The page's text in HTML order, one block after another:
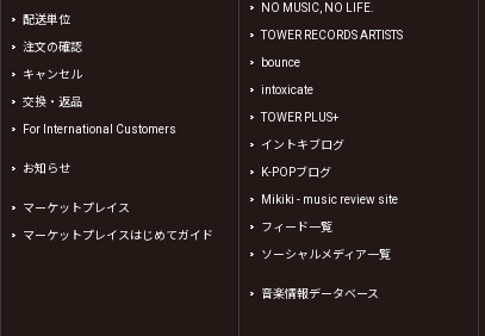
配送単位
注文の確認
キャンセル
交換・返品
For International Customers
お知らせ
マーケットプレイス
マーケットプレイスはじめてガイド
NO MUSIC, NO LIFE.
TOWER RECORDS ARTISTS
bounce
intoxicate
TOWER PLUS+
イントキブログ
K-POPブログ
Mikiki - music review site
フィード一覧
ソーシャルメディア一覧
音楽情報データベース